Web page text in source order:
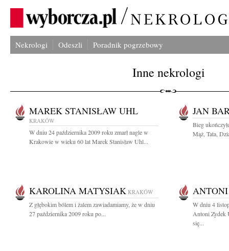
Nekrologi Odeszli Poradnik pogrzebowy
Inne nekrologi
MAREK STANISŁAW UHL
KRAKÓW
W dniu 24 października 2009 roku zmarł nagle w
Krakowie w wieku 60 lat Marek Stanisław Uhl...
JAN
Bieg
Mąż, Tata,
KAROLINA MATYSIAK KRAKÓW
Z głębokim bólem i żalem zawiadamiamy, że w dniu
27 października 2009 roku po...
W dniu 4
Antoni Zydek
się...